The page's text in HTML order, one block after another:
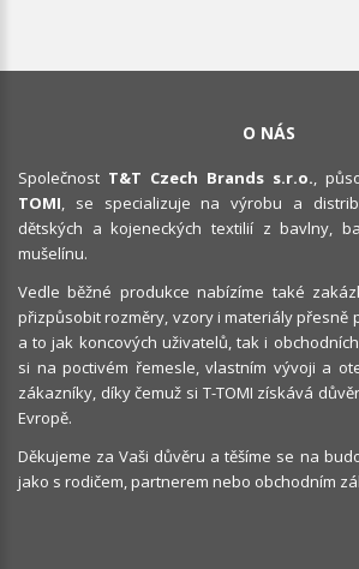
O NÁS
Společnost T&T Czech Brands s.r.o.,
TOMI, se specializuje na výrobu a
dětských a kojeneckých textilií z bavlny,
mušelínu.
Vedle běžné produkce nabízíme také
přizpůsobit rozměry, vzory i materiály přesně
a to jak koncových uživatelů, tak i
si na poctivém řemesle, vlastním vývoji a
zákazníky, díky čemuž si T-TOMI získává
Evropě.
Děkujeme za Vaši důvěru a těšíme se na
jako s rodičem, partnerem nebo obchodním